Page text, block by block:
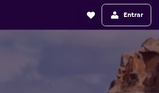
Entrar